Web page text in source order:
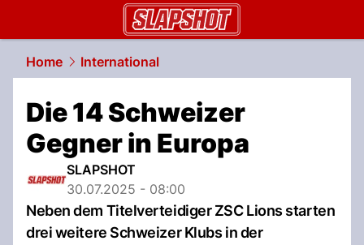
Home International
Die 14 Schweizer
Gegner in Europa
SLAPSHOT
30.07.2025 - 08:00
Neben dem Titelverteidiger ZSC Lions starten
drei weitere Schweizer Klubs in der